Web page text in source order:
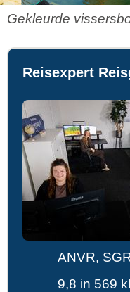
Gekleurde
Reisexpert
ANVR,
9,8 in 569